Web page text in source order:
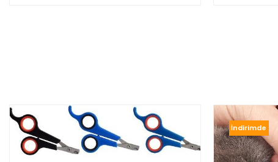
İndirimde